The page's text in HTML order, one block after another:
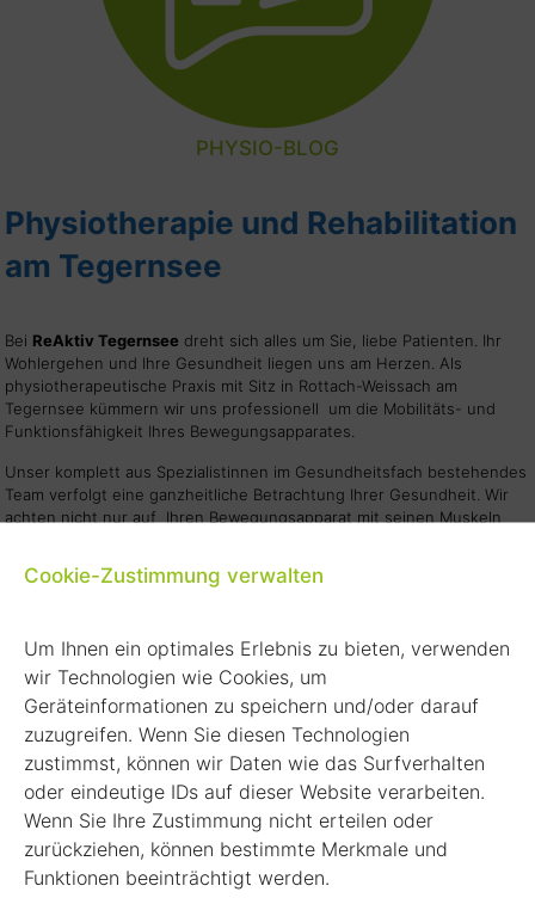
Cookie-Zustimmung verwalten
Um Ihnen ein optimales Erlebnis zu bieten, verwenden
wir Technologien wie Cookies, um
Geräteinformationen zu speichern und/oder darauf
zuzugreifen. Wenn Sie diesen Technologien
zustimmst, können wir Daten wie das Surfverhalten
oder eindeutige IDs auf dieser Website verarbeiten.
Wenn Sie Ihre Zustimmung nicht erteilen oder
zurückziehen, können bestimmte Merkmale und
Funktionen beeinträchtigt werden.
PHYSIO-BLOG
Physiotherapie und Rehabilitation
am Tegernsee
Bei ReAktiv Tegernsee dreht sich alles um Sie, liebe Patienten. Ihr
Wohlergehen und Ihre Gesundheit liegen uns am Herzen. Als
physiotherapeutische Praxis mit Sitz in Rottach-Weissach am
Tegernsee kümmern wir uns professionell um die Mobilitäts- und
Funktionsfähigkeit Ihres Bewegungsapparates.
Unser komplett aus Spezialistinnen im Gesundheitsfach bestehendes
Team verfolgt eine ganzheitliche Betrachtung Ihrer Gesundheit. Wir
achten nicht nur auf Ihren Bewegungsapparat mit seinen Muskeln
Beibehaltung, Stärkung oder Wiederherstellung Ihrer seelischen und
mentalen Balance.
Um akute Verletzungen kümmern wir vonReAktiv Tegernseeuns
dabei ebeso sorgfältig, wie um chronische Leiden. Natürlich
behandeln wir jeden Patienten individuell angepasst und im Rahmen
der anatomischen, physiologischen und kognitiven Möglichkeiten.
Dabei fördern wir die natürlichen, physiologischen Reaktionen Ihres
Organismus. Neben der klassischen Krankengymnastik wenden wir
verschiedene Methoden aus den Bereichen Manueller Therapie und
Gerätetherapie sowie verschiedener sensorischer Therapien,
Atemtherapien und kinesiologischer Praktiken an.
Am bestenrufen Sie uns einfach anoder kommen für ein erstes